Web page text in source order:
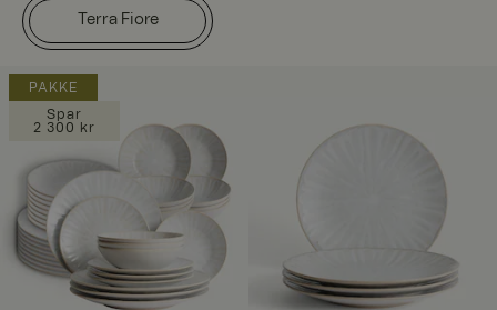
Terra Fiore
PAKKE
Spar
2 300 kr